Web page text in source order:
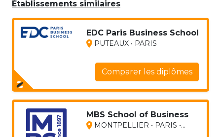
Établissements similaires
EDC Paris Business School
PUTEAUX • PARIS
Comparer les diplômes
MBS School of Business
MONTPELLIER • PARIS •...